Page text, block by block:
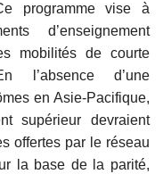
programme vise à
d’enseignement
mobilités de courte
l’absence d’une
en Asie-Pacifique,
supérieur devraient
offertes par le réseau
la base de la parité,